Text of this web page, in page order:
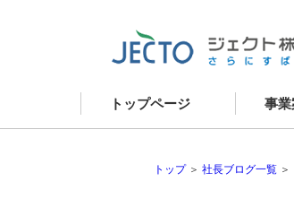
トップページ 事業
資産コ
建築事
トップ＞ 社長ブログ一覧